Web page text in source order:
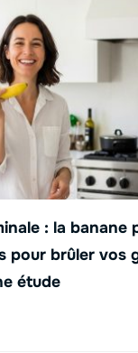
: la banane
pour brûler vos
étude